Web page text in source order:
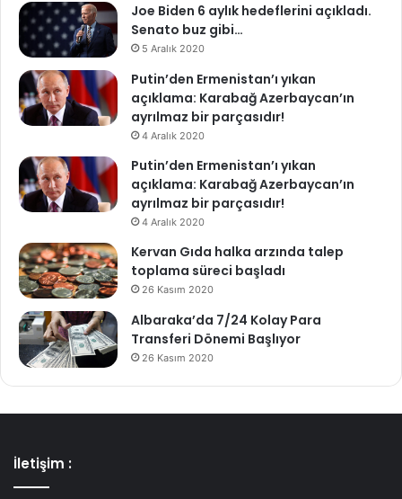
Joe Biden 6 aylık hedeflerini açıkladı.
Senato buz gibi…
5 Aralık 2020
Putin’den Ermenistan’ı yıkan
açıklama: Karabağ Azerbaycan’ın
ayrılmaz bir parçasıdır!
4 Aralık 2020
Putin’den Ermenistan’ı yıkan
açıklama: Karabağ Azerbaycan’ın
ayrılmaz bir parçasıdır!
4 Aralık 2020
Kervan Gıda halka arzında talep
toplama süreci başladı
26 Kasım 2020
Albaraka’da 7/24 Kolay Para
Transferi Dönemi Başlıyor
26 Kasım 2020
İletişim :